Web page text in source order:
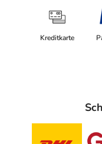
Kreditkarte